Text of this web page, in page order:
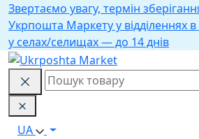
Звертаємо увагу, термін
Укрпошта Маркету у відділеннях
у селах/селищах — до 14 днів
UA